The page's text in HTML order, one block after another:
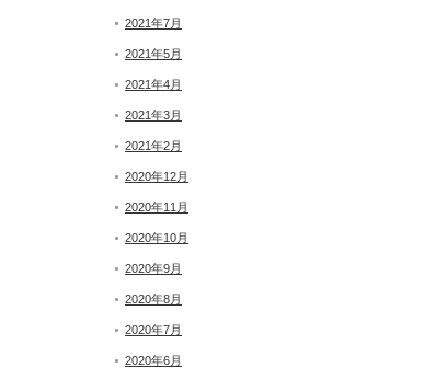
2021年7月
2021年5月
2021年4月
2021年3月
2021年2月
2020年12月
2020年11月
2020年10月
2020年9月
2020年8月
2020年7月
2020年6月